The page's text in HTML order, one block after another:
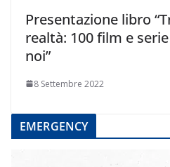
Presentazione libro
realtà: 100 film e
noi”
8 Settembre 2022
EMERGENCY